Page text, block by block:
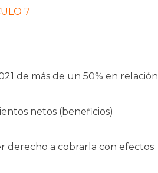
7
de más de un 50% en relación
netos (beneficios)
derecho a cobrarla con efectos